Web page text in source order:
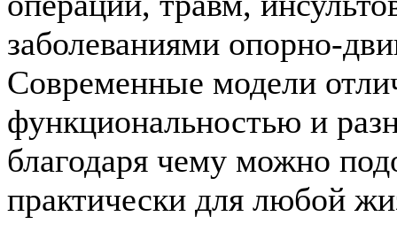
заболеваниями опорно-
Современные модели
функциональностью и
благодаря чему можно
практически для любой